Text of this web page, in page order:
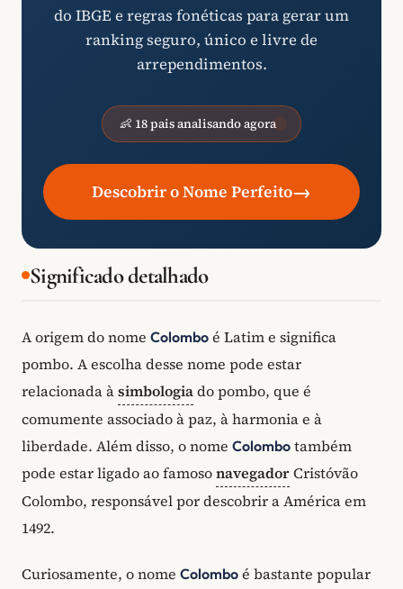
do IBGE e regras fonéticas para gerar um
ranking seguro, único e livre de
arrependimentos.
👶 18 pais analisando agora
Descobrir o Nome Perfeito→
Significado detalhado
A origem do nome Colombo é Latim e significa
pombo. A escolha desse nome pode estar
relacionada àsimbologiado pombo, que é
comumente associado à paz, à harmonia e à
liberdade. Além disso, o nome Colombo também
pode estar ligado ao famosonavegadorCristóvão
Colombo, responsável por descobrir a América em
1492.
Curiosamente, o nome Colombo é bastante popular